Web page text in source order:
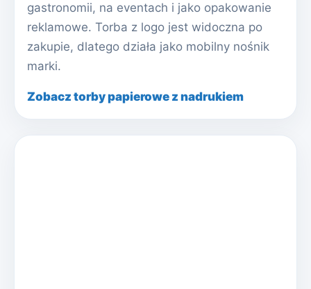
gastronomii, na eventach i jako opakowanie
reklamowe. Torba z logo jest widoczna po
zakupie, dlatego działa jako mobilny nośnik
marki.
Zobacz torby papierowe z nadrukiem